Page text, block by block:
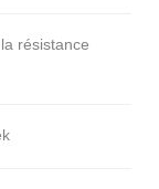
résistance